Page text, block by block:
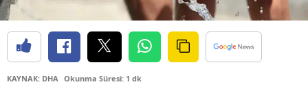
Çanakkale
Çankırı
KAYNAK: DHA Okunma Süresi: 1 dk